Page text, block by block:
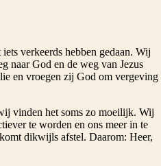
verkeerds hebben gedaan. Wij
naar God en de weg van Jezus
en vroegen zij God om vergeving
vinden het soms zo moeilijk. Wij
te worden en ons meer in te
dikwijls afstel. Daarom: Heer,